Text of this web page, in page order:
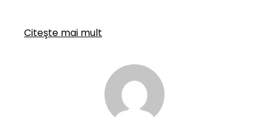
Citeşte mai mult